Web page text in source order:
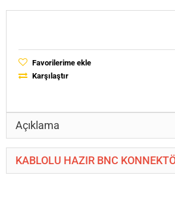
Favorilerime ekle
Karşılaştır
Açıklama
KABLOLU HAZIR BNC